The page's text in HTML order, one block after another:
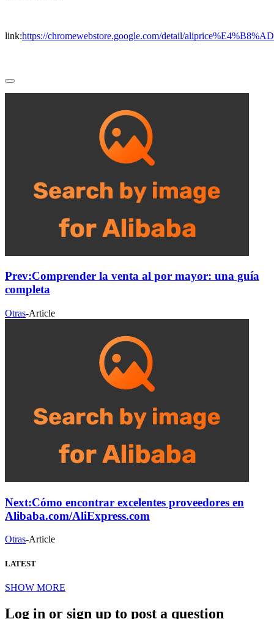
link:https://chromewebstore.google.com/detail/
Prev:Comprender la venta al por mayor: una guía
completa
Otras-Article
Next:Cómo encontrar excelentes proveedores en
Alibaba.com/AliExpress.com
Otras-Article
LATEST
SHOW MORE
Log in or sign up to post a question